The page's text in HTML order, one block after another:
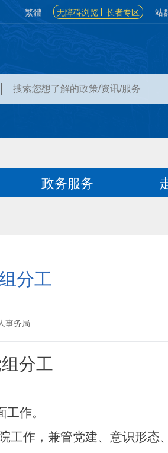
繁體 无障碍浏览 长者专区 站
政务服务
分工
事务局
分工
作。
工作，兼管党建、意识形态